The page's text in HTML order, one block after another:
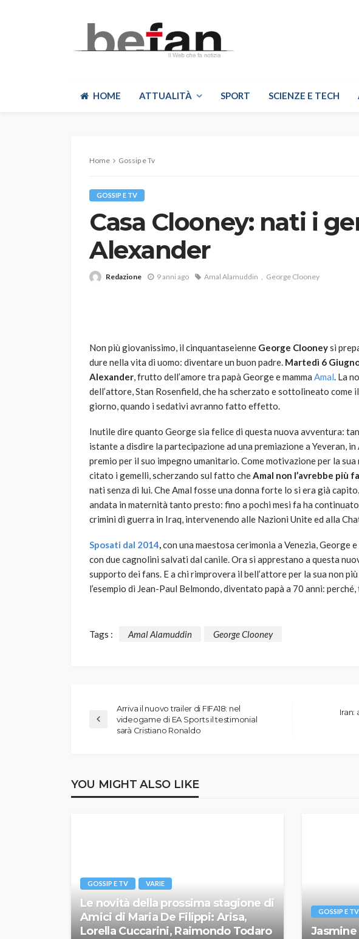
HOME ATTUALITÀ SPORT SCIENZE E TECH
Home Gossip e Tv
GOSSIP E TV
Casa Clooney: nati i
Alexander
Redazione 9 anni ago Amal Alamuddin George Clooney
Non più giovanissimo, il cinquantaseienne George Clooneysi
dure nella vita di uomo: diventare un buon padre. Martedì 6
Alexander, frutto dell’amore tra papà George e mamma Amal. La
dell’attore, Stan Rosenfield, che ha scherzato e sottolineato come
giorno, quando i sedativi avranno fatto effetto.
Inutile dire quanto George sia felice di questa nuova avventura:
istante a disdire la partecipazione ad una premiazione a Yeveran,
premio per il suo impegno umanitario. Come motivazione per la sua
citato i gemelli, scherzando sul fatto cheAmal non l’avrebbe più
nati senza di lui. Che Amal fosse una donna forte lo si era già
andata in maternità tanto presto: fino a pochi mesi fa ha
crimini di guerra in Iraq, intervenendo alle Nazioni Unite ed alla
Sposati dal 2014,con una maestosa cerimonia a Venezia, George
con due cagnolini salvati dal canile. Ora si apprestano a questa
supporto dei fans. E a chi rimprovera il bell’attore per la sua non
l’esempio di Jean-Paul Belmondo, diventato papà a 70 anni:
Tags : Amal Alamuddin George Clooney
Arriva il nuovo trailer di FIFA18: nel
videogame di EA Sports il testimonial
sarà Cristiano Ronaldo
Iran:
YOU MIGHT ALSO LIKE
GOSSIP E TV VARIE
Le novità della prossima stagione di
Amici di Maria De Filippi: Arisa,
Lorella Cuccarini, Raimondo Todaro
GOSSIP E TV
VARIE
scegliere per il tuo prato
god 1 anno ago 788